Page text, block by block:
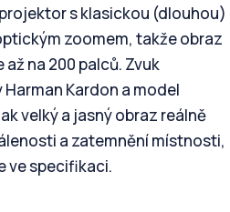
projektor s klasickou (dlouhou)
zoomem, takže obraz
na 200 palců. Zvuk
Kardon a model
velký a jasný obraz reálně
a zatemnění místnosti,
ve specifikaci.